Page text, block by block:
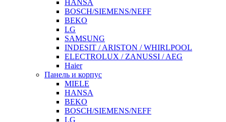
HANSA
BOSCH/SIEMENS/NEFF
BEKO
LG
SAMSUNG
INDESIT / ARISTON / WHIRLPOOL
ELECTROLUX / ZANUSSI / AEG
Haier
Панель и корпус
MIELE
HANSA
BEKO
BOSCH/SIEMENS/NEFF
LG